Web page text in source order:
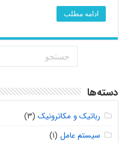
ادامه مطلب
دسته‌ها
رباتیک و مکاترونیک (۳)
سیستم عامل (۱)